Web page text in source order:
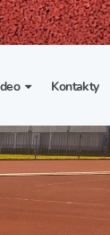
Třída I. B
Třída II. B
Třída III. B
Kontakty